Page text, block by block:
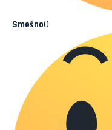
Smešno0